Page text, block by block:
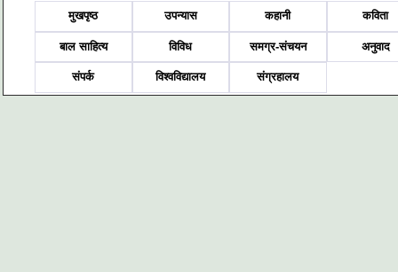
मुखपृष्ठ उपन्यास कहानी कविता
बाल साहित्य विविध समग्र-संचयन अनुवाद
संपर्क विश्वविद्यालय संग्रहालय